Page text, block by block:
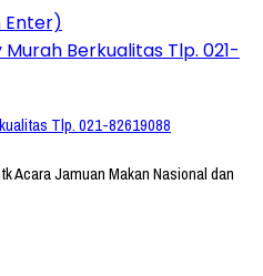
Enter)
Tlp. 021-82619088
Acara Jamuan Makan Nasional dan